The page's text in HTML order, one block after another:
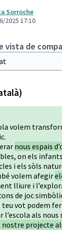
Sorroche
2025 17:10
vista de
volem
nous espais
on els
i els sòls
volem afegir
lliure i
de joc
teu vot podem
l’escola als
nostre projecte